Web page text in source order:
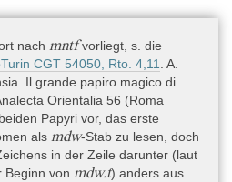
nach mntfvorliegt, s. die
CGT 54050, Rto. 4,11
. A.
Il grande papiro magico di
Orientalia 56 (Roma
Papyri vor, das erste
als mdw-Stab zu lesen, doch
in der Zeile darunter (laut
Beginn von mdw.t) anders aus.